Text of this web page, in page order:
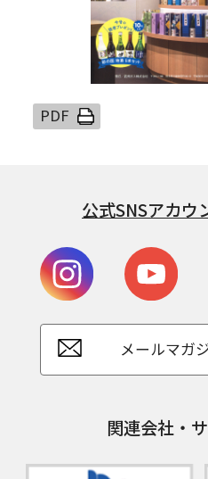
公式SNSアカウ
メールマガ
関連会社・